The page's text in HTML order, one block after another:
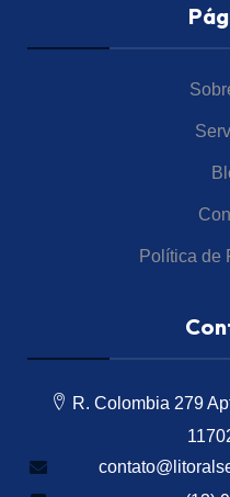
Política de
R. Colombia 279